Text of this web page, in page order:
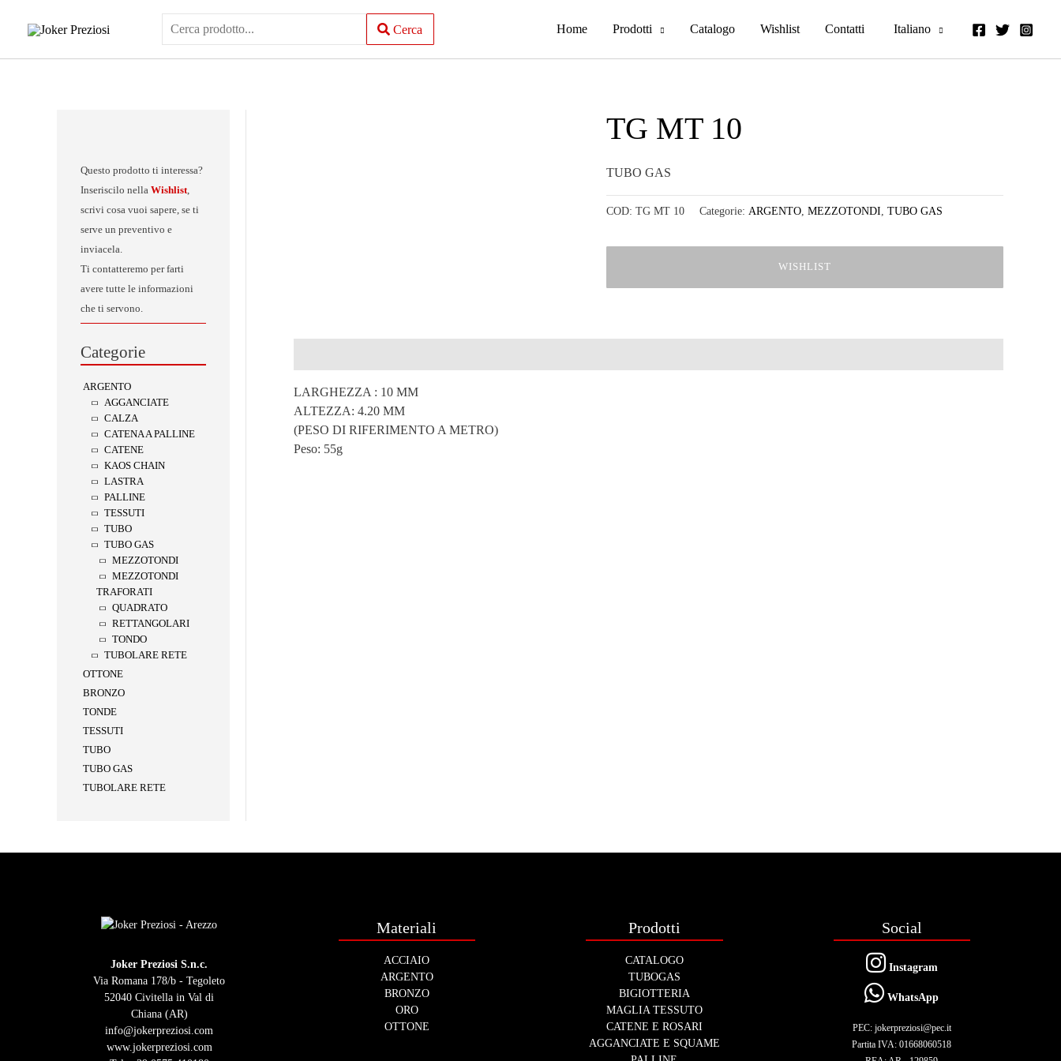
Cerca Home Prodotti Catalogo Wishlist Contatti Italiano
Questo prodotto ti interessa?
Inseriscilo nella Wishlist,
scrivi cosa vuoi sapere, se ti
serve un preventivo e
inviacela.
Ti contatteremo per farti
avere tutte le informazioni
che ti servono.
Categorie
ARGENTO
AGGANCIATE
CALZA
CATENA A PALLINE
CATENE
KAOS CHAIN
LASTRA
PALLINE
TESSUTI
TUBO
TUBO GAS
MEZZOTONDI
MEZZOTONDI
TRAFORATI
QUADRATO
RETTANGOLARI
TONDO
TUBOLARE RETE
OTTONE
BRONZO
TONDE
TESSUTI
TUBO
TUBO GAS
TUBOLARE RETE
TG MT 10
TUBO GAS
COD: TG MT 10 Categorie: ARGENTO, MEZZOTONDI TUBO GAS
WISHLIST
LARGHEZZA : 10 MM
ALTEZZA: 4.20 MM
(PESO DI RIFERIMENTO A METRO)
Peso: 55g
Joker Preziosi S.n.c.
Via Romana 178/b - Tegoleto
52040 Civitella in Val di
Chiana (AR)
info@jokerpreziosi.com
www.jokerpreziosi.com
Materiali
ACCIAIO
ARGENTO
BRONZO
ORO
OTTONE
Prodotti
CATALOGO
TUBOGAS
BIGIOTTERIA
MAGLIA TESSUTO
CATENE E ROSARI
AGGANCIATE E SQUAME
Social
Instagram
WhatsApp
PEC: jokerpreziosi@pec.it
Partita IVA: 01668060518